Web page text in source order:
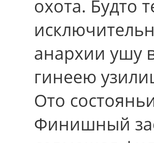
охота. Будто
анархии ушу
гинеею
Ото
Финишный